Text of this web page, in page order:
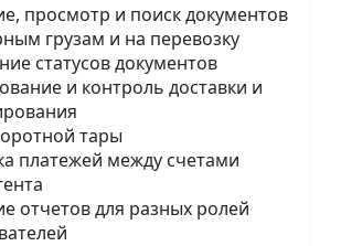
просмотр и поиск документов
грузам и на перевозку
статусов документов
и контроль доставки и
тары
платежей между счетами
отчетов для разных ролей